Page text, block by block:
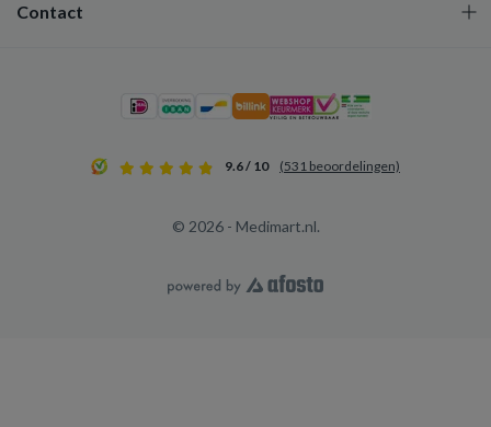
Contact
9.6 / 10 (531 beoordelingen)
© 2026 - Medimart.nl.